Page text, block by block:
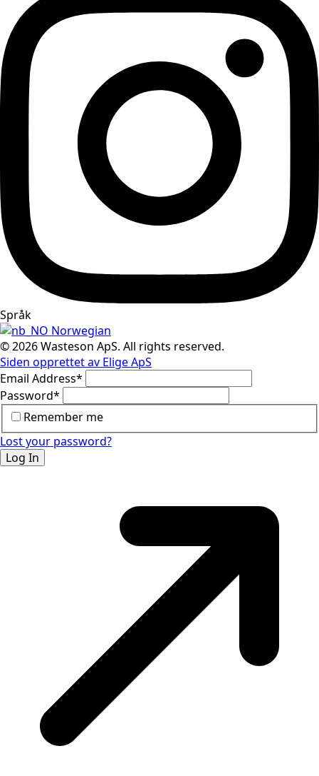
Språk
Norwegian
© 2026 Wasteson ApS. All rights reserved.
Siden opprettet av Elige ApS
Email Address*
Password*
Remember me
Lost your password?
Log In